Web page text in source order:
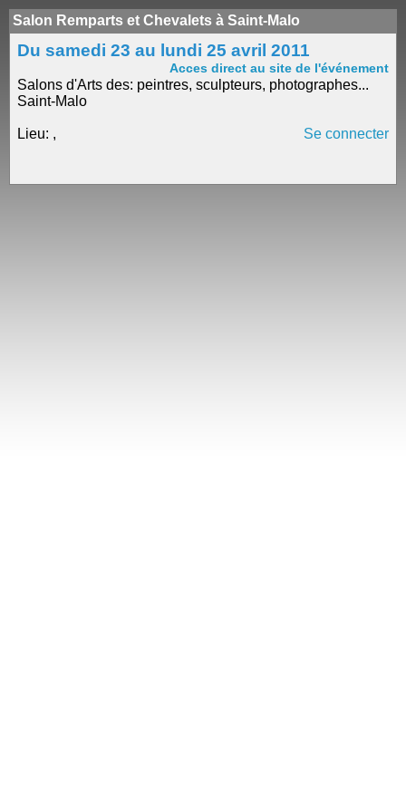
Salon Remparts et Chevalets à Saint-Malo
Du samedi 23 au lundi 25 avril 2011
Acces direct au site de l'événement
Salons d'Arts des: peintres, sculpteurs, photographes...
Saint-Malo
Lieu: , Se connecter